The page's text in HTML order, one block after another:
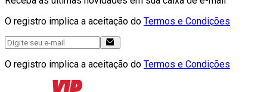
O registro implica a aceitação do Termos e Condições
O registro implica a aceitação do Termos e Condições